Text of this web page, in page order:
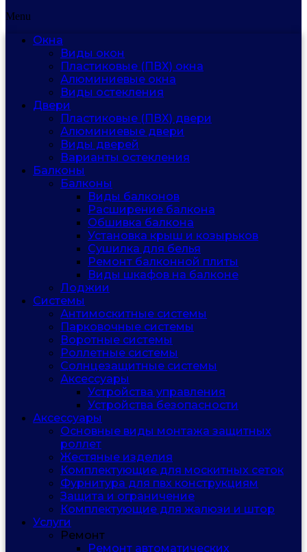
Menu
Окна
Виды окон
Пластиковые (ПВХ) окна
Алюминиевые окна
Виды остекления
Двери
Пластиковые (ПВХ) двери
Алюминиевые двери
Виды дверей
Варианты остекления
Балконы
Балконы
Виды балконов
Расширение балкона
Обшивка балкона
Установка крыш и козырьков
Сушилка для белья
Ремонт балконной плиты
Виды шкафов на балконе
Лоджии
Системы
Антимоскитные системы
Парковочные системы
Воротные системы
Роллетные системы
Солнцезащитные системы
Аксессуары
Устройства управления
Устройства безопасности
Аксессуары
Основные виды монтажа защитных
роллет
Жестяные изделия
Комплектующие для москитных сеток
Фурнитура для пвх конструкциям
Защита и ограничение
Комплектующие для жалюзи и штор
Услуги
Ремонт
Ремонт автоматических